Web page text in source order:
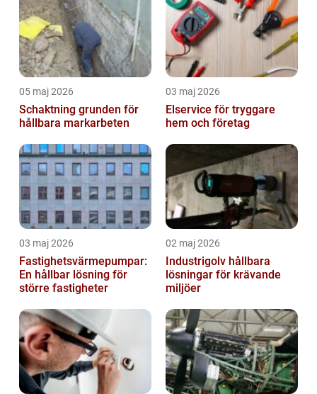
05 maj 2026
Schaktning grunden för
hållbara markarbeten
03 maj 2026
Elservice för tryggare
hem och företag
03 maj 2026
Fastighetsvärmepumpar:
En hållbar lösning för
större fastigheter
02 maj 2026
Industrigolv hållbara
lösningar för krävande
miljöer